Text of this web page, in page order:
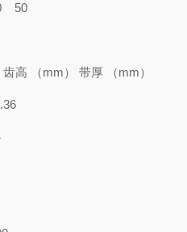
50
齿高 （mm） 带厚 （mm）